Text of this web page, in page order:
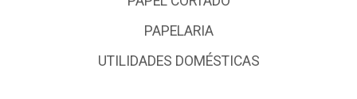
PAPELARIA
UTILIDADES DOMÉSTICAS